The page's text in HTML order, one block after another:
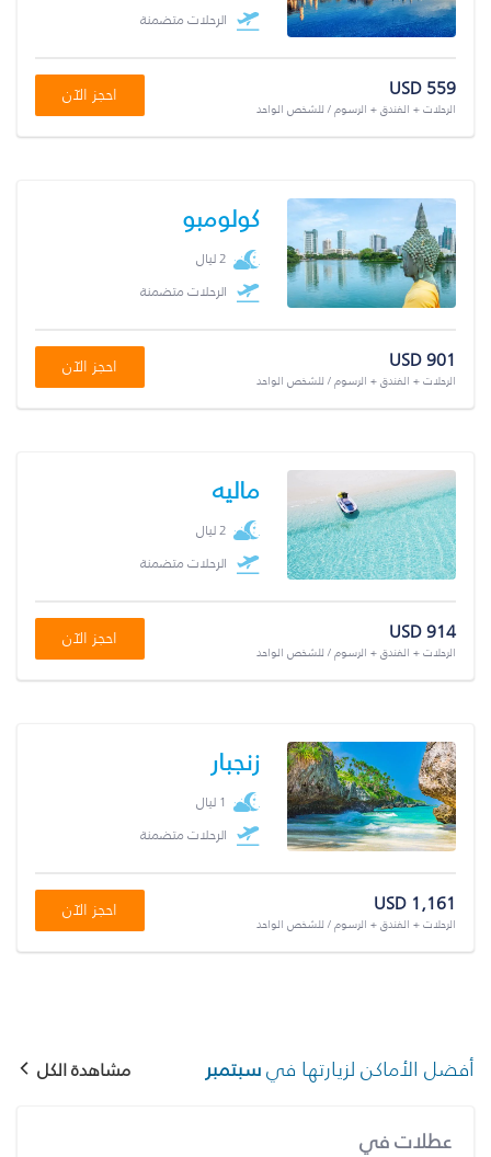
الرحلات متضمنة
USD 559
الرحلات + الفندق + الرسوم / للشخص الواحد
احجز الآن
كولومبو
2 ليال
الرحلات متضمنة
USD 901
الرحلات + الفندق + الرسوم / للشخص الواحد
احجز الآن
ماليه
2 ليال
الرحلات متضمنة
USD 914
الرحلات + الفندق + الرسوم / للشخص الواحد
احجز الآن
زنجبار
1 ليال
الرحلات متضمنة
USD 1,161
الرحلات + الفندق + الرسوم / للشخص الواحد
احجز الآن
أفضل الأماكن لزيارتها فيسبتمبر مشاهدة الكل
عطلات في